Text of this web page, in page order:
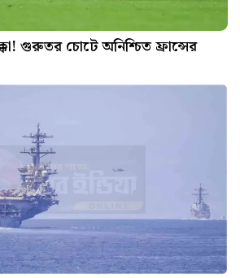
গুরুতর চোটে অনিশ্চিত ফ্রান্সের